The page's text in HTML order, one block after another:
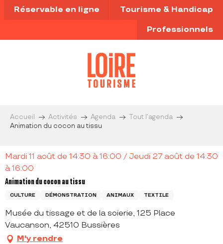
Aller
au
principal
Réservable en ligne Tourisme & Handicap
Professionnels
Accueil Activités Agenda
Tout l’agenda
Animation du cocon au tissu
Mardi 11 août de 14:30 à 16:00 / Jeudi 27 août de 14:30
à 16:00
Animation du cocon au tissu
CULTURE DÉMONSTRATION ANIMAUX TEXTILE
Musée du tissage et de la soierie, 125 Place
Vaucanson, 42510 Bussières
M'y rendre